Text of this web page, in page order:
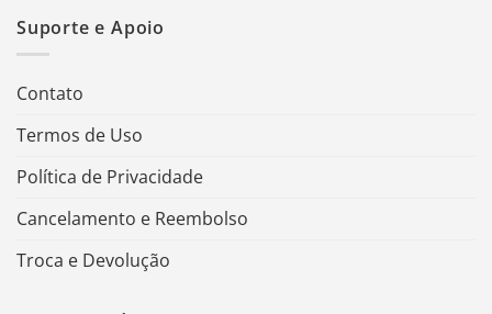
Suporte e Apoio
Contato
Termos de Uso
Política de Privacidade
Cancelamento e Reembolso
Troca e Devolução